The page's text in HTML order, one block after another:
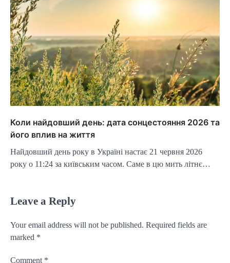
Коли найдовший день: дата сонцестояння 2026 та
його вплив на життя
Найдовший день року в Україні настає 21 червня 2026
року о 11:24 за київським часом. Саме в цю мить літнє…
Leave a Reply
Your email address will not be published. Required fields are
marked *
Comment *